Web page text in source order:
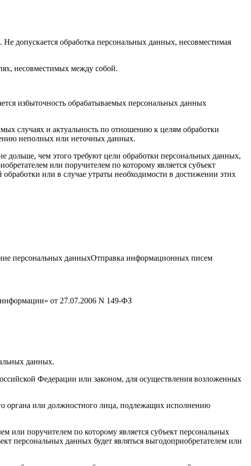
допускается обработка персональных данных, несовместимая
несовместимых между собой.
избыточность обрабатываемых персональных данных
случаях и актуальность по отношению к целям обработки
неполных или неточных данных.
дольше, чем этого требуют цели обработки персональных данных,
или поручителем по которому является субъект
или в случае утраты необходимости в достижении этих
персональных данныхОтправка информационных писем
от 27.07.2006 N 149-ФЗ
данных.
Федерации или законом, для осуществления возложенных
органа или должностного лица, подлежащих исполнению
или поручителем по которому является субъект персональных
персональных данных будет являться выгодоприобретателем или